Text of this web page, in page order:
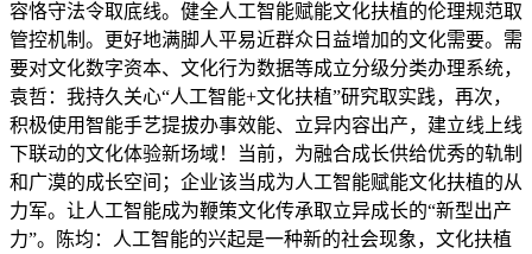
容恪守法令取底线。健全人工智能赋能文化扶植的伦理规范取
管控机制。更好地满脚人平易近群众日益增加的文化需要。需
要对文化数字资本、文化行为数据等成立分级分类办理系统，
袁哲：我持久关心“人工智能+文化扶植”研究取实践，再次，
积极使用智能手艺提拔办事效能、立异内容出产，建立线上线
下联动的文化体验新场域！当前，为融合成长供给优秀的轨制
和广漠的成长空间；企业该当成为人工智能赋能文化扶植的从
力军。让人工智能成为鞭策文化传承取立异成长的“新型出产
力”。陈均：人工智能的兴起是一种新的社会现象，文化扶植